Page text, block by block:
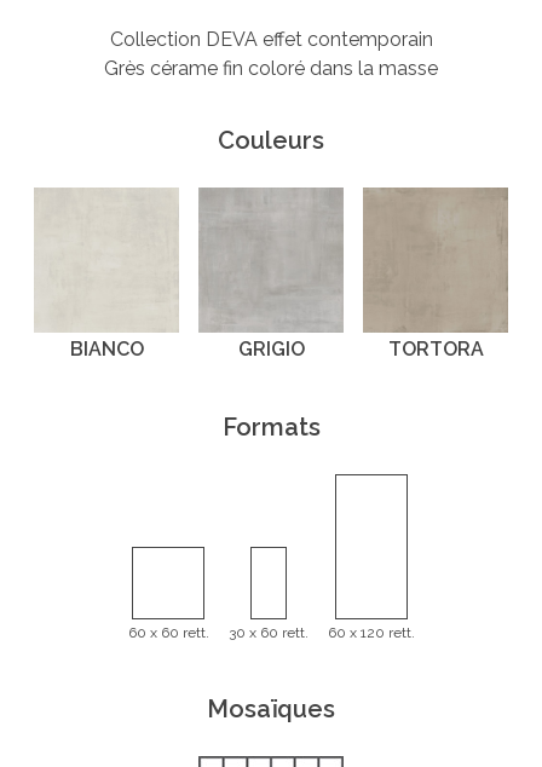
Collection DEVA effet contemporain
Grès cérame fin coloré dans la masse
Couleurs
BIANCO GRIGIO TORTORA
Formats
60 x 60 rett. 30 x 60 rett. 60 x 120 rett.
Mosaïques